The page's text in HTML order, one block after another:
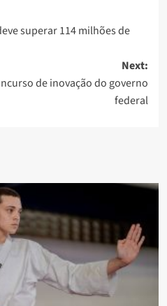
superar 114 milhões de
Next:
de inovação do governo
federal